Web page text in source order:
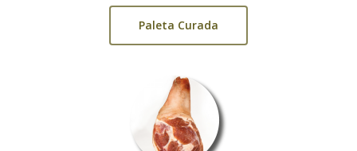
Paleta Curada